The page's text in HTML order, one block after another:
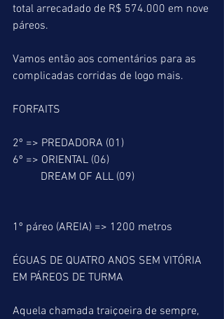
total arrecadado de R$ 574.000 em nove
páreos.
Vamos então aos comentários para as
complicadas corridas de logo mais.
FORFAITS
2º => PREDADORA (01)
6º => ORIENTAL (06)
          DREAM OF ALL (09)
1º páreo (AREIA) => 1200 metros
ÉGUAS DE QUATRO ANOS SEM VITÓRIA
EM PÁREOS DE TURMA
Aquela chamada traiçoeira de sempre,